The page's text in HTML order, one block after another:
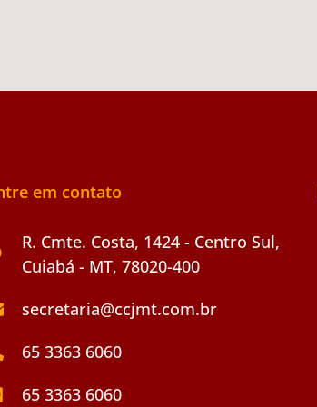
em contato
R. Cmte. Costa, 1424 - Centro Sul,
Cuiabá - MT, 78020-400
secretaria@ccjmt.com.br
65 3363 6060
65 3363 6060